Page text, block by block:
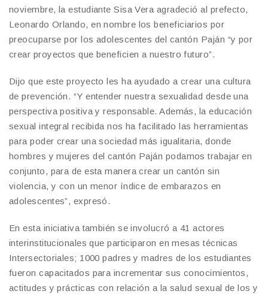
noviembre, la estudiante Sisa Vera agradeció al prefecto,
Leonardo Orlando, en nombre los beneficiarios por
preocuparse por los adolescentes del cantón Paján “y por
crear proyectos que beneficien a nuestro futuro”.
Dijo que este proyecto les ha ayudado a crear una cultura
de prevención. “Y entender nuestra sexualidad desde una
perspectiva positiva y responsable. Además, la educación
sexual integral recibida nos ha facilitado las herramientas
para poder crear una sociedad más igualitaria, donde
hombres y mujeres del cantón Paján podamos trabajar en
conjunto, para de esta manera crear un cantón sin
violencia, y con un menor índice de embarazos en
adolescentes”, expresó.
En esta iniciativa también se involucró a 41 actores
interinstitucionales que participaron en mesas técnicas
Intersectoriales; 1000 padres y madres de los estudiantes
fueron capacitados para incrementar sus conocimientos,
actitudes y prácticas con relación a la salud sexual de los y